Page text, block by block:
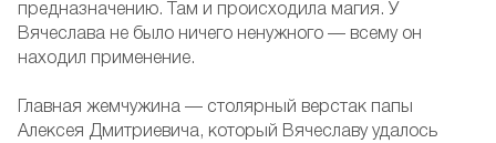
предназначению. Там и происходила магия. У
Вячеслава не было ничего ненужного — всему он
находил применение.
Главная жемчужина — столярный верстак папы
Алексея Дмитриевича, который Вячеславу удалось